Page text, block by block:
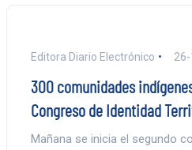
Editora Diario Electrónico
300 comunidades
Congreso de Identidad
Mañana se inicia el segundo